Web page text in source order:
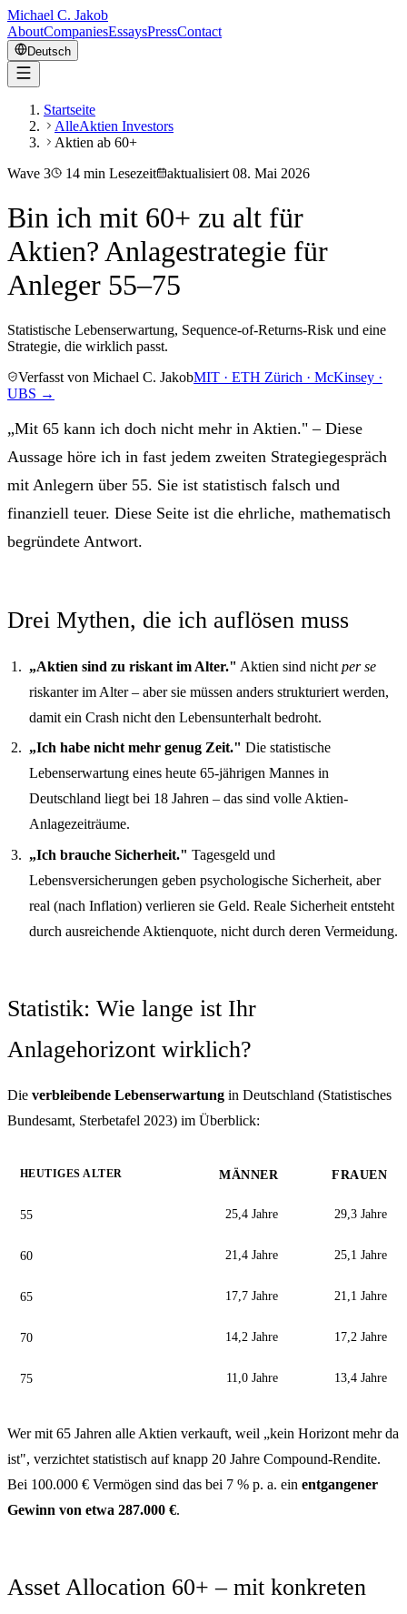
Michael C. Jakob
AboutCompaniesEssaysPressContact
Deutsch
Startseite
AlleAktien Investors
Aktien ab 60+
Wave 3 14 min Lesezeit aktualisiert 08. Mai 2026
Bin ich mit 60+ zu alt für
Aktien? Anlagestrategie für
Anleger 55–75
Statistische Lebenserwartung, Sequence-of-Returns-Risk und eine
Strategie, die wirklich passt.
Verfasst von Michael C. JakobMIT · ETH Zürich · McKinsey ·
UBS →
„Mit 65 kann ich doch nicht mehr in Aktien." – Diese
Aussage höre ich in fast jedem zweiten Strategiegespräch
mit Anlegern über 55. Sie ist statistisch falsch und
finanziell teuer. Diese Seite ist die ehrliche, mathematisch
begründete Antwort.
Drei Mythen, die ich auflösen muss
„Aktien sind zu riskant im Alter." Aktien sind nicht per se
riskanter im Alter – aber sie müssen anders strukturiert werden,
damit ein Crash nicht den Lebensunterhalt bedroht.
„Ich habe nicht mehr genug Zeit." Die statistische
Lebenserwartung eines heute 65-jährigen Mannes in
Deutschland liegt bei 18 Jahren – das sind volle Aktien-
Anlagezeiträume.
„Ich brauche Sicherheit." Tagesgeld und
Lebensversicherungen geben psychologische Sicherheit, aber
real (nach Inflation) verlieren sie Geld. Reale Sicherheit entsteht
durch ausreichende Aktienquote, nicht durch deren Vermeidung.
Statistik: Wie lange ist Ihr
Anlagehorizont wirklich?
Die verbleibende Lebenserwartung in Deutschland (Statistisches
Bundesamt, Sterbetafel 2023) im Überblick:
HEUTIGES ALTER MÄNNER FRAUEN
55 25,4 Jahre 29,3 Jahre
60 21,4 Jahre 25,1 Jahre
65 17,7 Jahre 21,1 Jahre
70 14,2 Jahre 17,2 Jahre
75 11,0 Jahre 13,4 Jahre
Wer mit 65 Jahren alle Aktien verkauft, weil „kein Horizont mehr da
ist", verzichtet statistisch auf knapp 20 Jahre Compound-Rendite.
Bei 100.000 € Vermögen sind das bei 7 % p. a. ein entgangener
Gewinn von etwa 287.000 €.
Asset Allocation 60+ – mit konkreten